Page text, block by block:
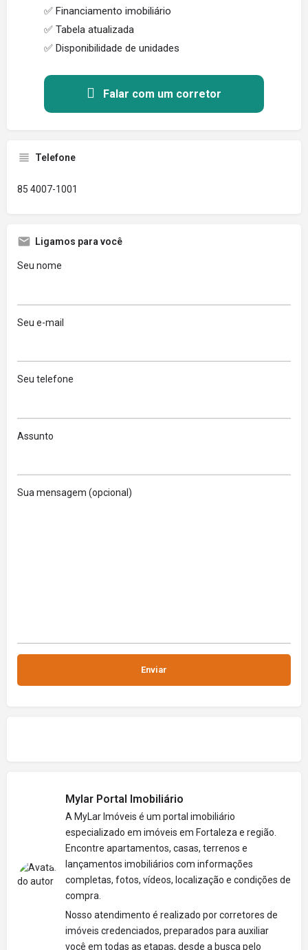
✅ Financiamento imobiliário
✅ Tabela atualizada
✅ Disponibilidade de unidades
Falar com um corretor
Telefone
85 4007-1001
Ligamos para você
Seu nome
Seu e-mail
Seu telefone
Assunto
Sua mensagem (opcional)
Mylar Portal Imobiliário
A MyLar Imóveis é um portal imobiliário
especializado em imóveis em Fortaleza e região.
Encontre apartamentos, casas, terrenos e
lançamentos imobiliários com informações
completas, fotos, vídeos, localização e condições de
compra.
Nosso atendimento é realizado por corretores de
imóveis credenciados, preparados para auxiliar
você em todas as etapas, desde a busca pelo